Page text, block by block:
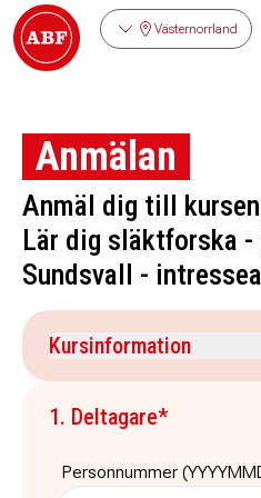
Västernorrland
Anmälan
Anmäl dig till
Lär dig släktforska -
Sundsvall -
Kursinformation
Kursdatum
-
Tid
1. Deltagare*
Personnummer